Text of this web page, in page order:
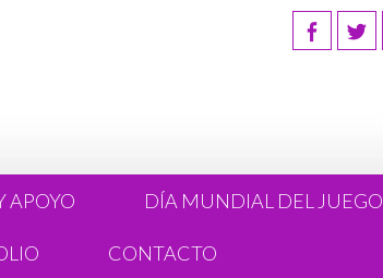
APOYO DÍA MUNDIAL DEL JUEGO
CONTACTO